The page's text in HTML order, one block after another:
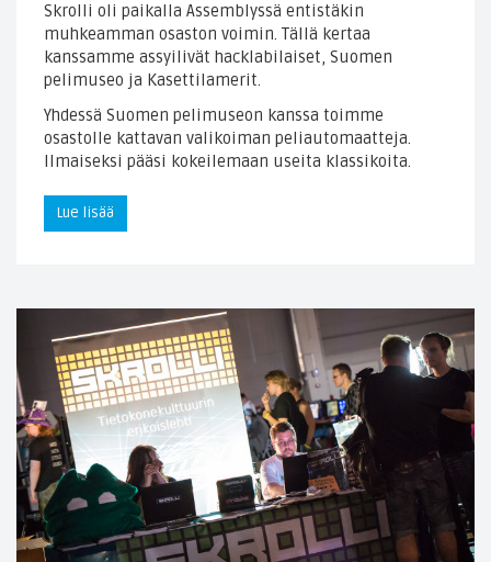
Skrolli oli paikalla Assemblyssä entistäkin
muhkeamman osaston voimin. Tällä kertaa
kanssamme assyilivät hacklabilaiset, Suomen
pelimuseo ja Kasettilamerit.
Yhdessä Suomen pelimuseon kanssa toimme
osastolle kattavan valikoiman peliautomaatteja.
Ilmaiseksi pääsi kokeilemaan useita klassikoita.
Lue lisää